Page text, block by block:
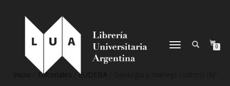
NAVEGACIÓN
0
Editoriales /EUDEBA